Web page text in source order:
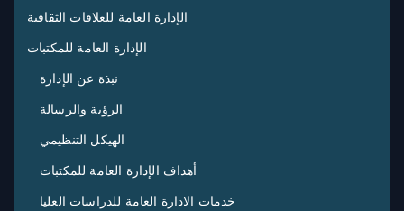
الإدارة العامة للعلاقات الثقافية
الإدارة العامة للمكتبات
نبذة عن الإدارة
الرؤية والرسالة
الهيكل التنظيمي
أهداف الإدارة العامة للمكتبات
خدمات الادارة العامة للدراسات العليا